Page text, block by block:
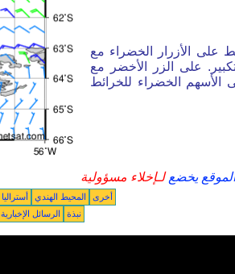
على الأزرار الخضراء مع
على الزر الأخضر مع
الأسهم الخضراء للخرائط
الموقع يخضعلـإخلاء مسؤولية
أستراليا المحيط الهندي
أخرى
الرسائل الإخبارية نبذة